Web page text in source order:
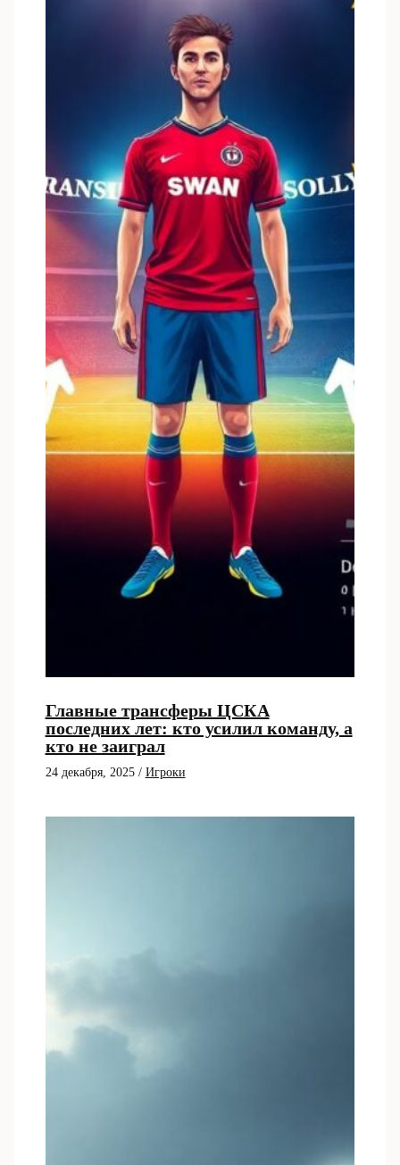
Главные трансферы ЦСКА
последних лет: кто усилил команду, а
кто не заиграл
24 декабря, 2025 / Игроки